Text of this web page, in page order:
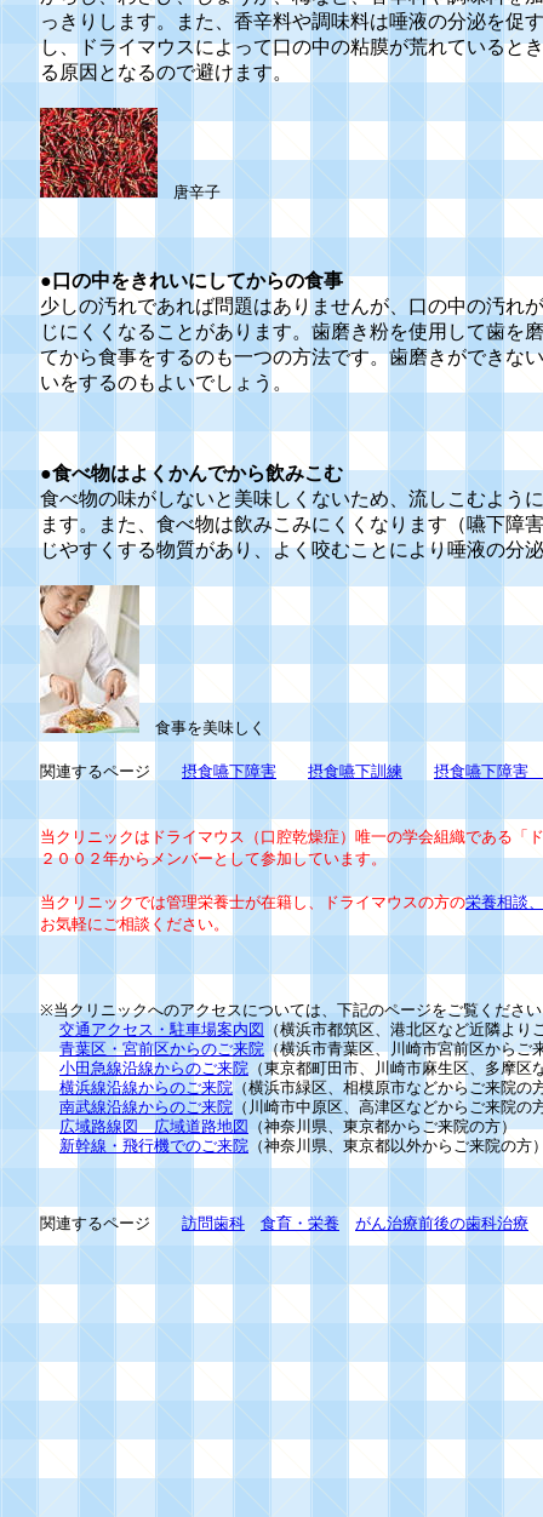
っきりします。また、香辛料や調味料は唾液の分泌を促
し、ドライマウスによって口の中の粘膜が荒れていると
る原因となるので避けます。
唐辛子
●口の中をきれいにしてからの食事
少しの汚れであれば問題はありませんが、口の中の汚れ
じにくくなることがあります。歯磨き粉を使用して歯を
てから食事をするのも一つの方法です。歯磨きができな
いをするのもよいでしょう。
●食べ物はよくかんでから飲みこむ
食べ物の味がしないと美味しくないため、流しこむよう
ます。また、食べ物は飲みこみにくくなります（嚥下障
じやすくする物質があり、よく咬むことにより唾液の分
食事を美味しく
関連するページ 摂食嚥下障害 摂食嚥下訓練 摂食嚥下障害
当クリニックはドライマウス（口腔乾燥症）唯一の学会組織である「
２００２年からメンバーとして参加しています。
当クリニックでは管理栄養士が在籍し、ドライマウスの方の栄養相談
お気軽にご相談ください。
※当クリニックへのアクセスについては、下記のページをご覧くださ
交通アクセス・駐車場案内図
（横浜市都筑区、港北区など近隣より
青葉区・宮前区からのご来院 （横浜市青葉区、川崎市宮前区からご
小田急線沿線からのご来院 （東京都町田市、川崎市麻生区、多摩区
横浜線沿線からのご来院（横浜市緑区、相模原市などからご来院の
南武線沿線からのご来院 （川崎市中原区、高津区などからご来院の
広域路線図 広域道路地図
（神奈川県、東京都からご来院の方）
新幹線・飛行機でのご来院 （神奈川県、東京都以外からご来院の方
関連するページ 訪問歯科 食育・栄養 がん治療前後の歯科治療